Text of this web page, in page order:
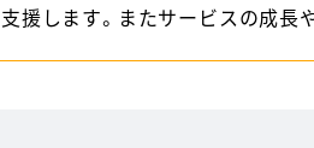
援します。またサービスの成長